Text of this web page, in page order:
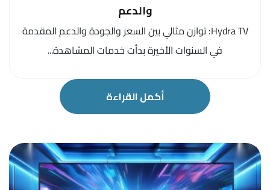
والدعم
Hydra TV: توازن مثالي بين السعر والجودة والدعم المقدمة
في السنوات الأخيرة بدأت خدمات المشاهدة...
أكمل القراءة